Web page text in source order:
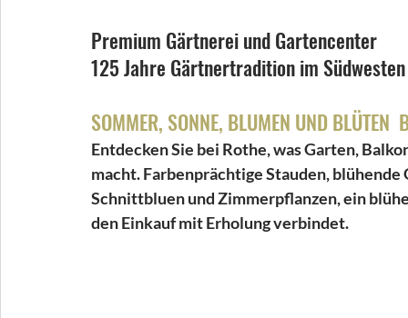
Premium Gärtnerei und Gartencenter
125 Jahre Gärtnertradition im
SOMMER, SONNE, BLUMEN UND BLÜTEN
Entdecken Sie bei Rothe, was Garten,
macht. Farbenprächtige Stauden,
Schnittbluen und Zimmerpflanzen, ein
den Einkauf mit Erholung verbindet.